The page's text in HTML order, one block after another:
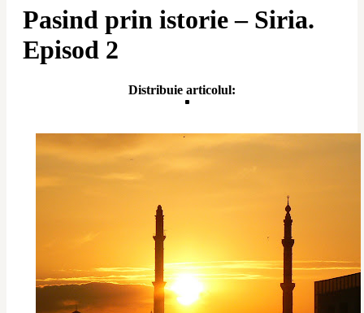
Pasind prin istorie – Siria.
Episod 2
Distribuie articolul: